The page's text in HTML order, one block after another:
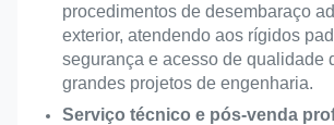
procedimentos de desembaraço
exterior, atendendo aos rígidos
segurança e acesso de qualidade
grandes projetos de engenharia.
Serviço técnico e pós-venda